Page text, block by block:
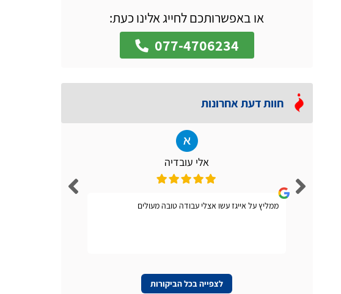
או באפשרותכם לחייג אלינו כעת:
077-4706234
חוות דעת אחרונות
אלי עובדיה
ממליץ על אייגז עשו אצלי עבודה טובה מעולים
לצפייה בכל הביקורות